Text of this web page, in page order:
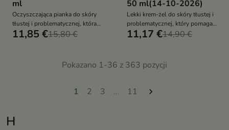
H
ml
Oczyszczająca pianka do skóry
tłustej i problematycznej, która
pomaga regulować sebum,
skórę świeżą oraz komfortową
11,85 €15,80 €
50 ml(14-10-2026)
Lekki krem-żel do skóry tłustej i
problematycznej, który pomaga
regulować sebum, wspiera
11,17 €14,90 €
Pokazano 1-36 z 363 pozycji
1 2 3 … 11 